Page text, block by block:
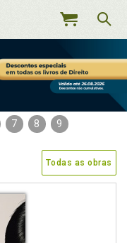
MEU
7 8 9
Todas as obras